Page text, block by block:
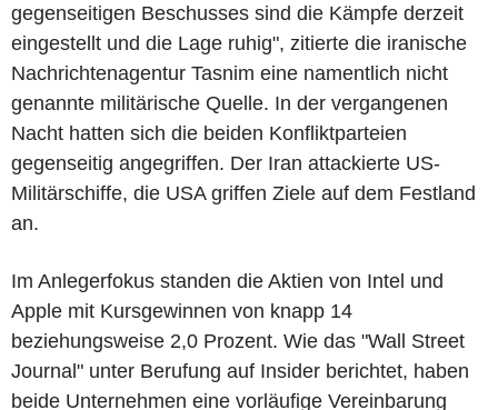
gegenseitigen Beschusses sind die Kämpfe derzeit
eingestellt und die Lage ruhig", zitierte die iranische
Nachrichtenagentur Tasnim eine namentlich nicht
genannte militärische Quelle. In der vergangenen
Nacht hatten sich die beiden Konfliktparteien
gegenseitig angegriffen. Der Iran attackierte US-
Militärschiffe, die USA griffen Ziele auf dem Festland
an.
Im Anlegerfokus standen die Aktien von Intel und
Apple mit Kursgewinnen von knapp 14
beziehungsweise 2,0 Prozent. Wie das "Wall Street
Journal" unter Berufung auf Insider berichtet, haben
beide Unternehmen eine vorläufige Vereinbarung